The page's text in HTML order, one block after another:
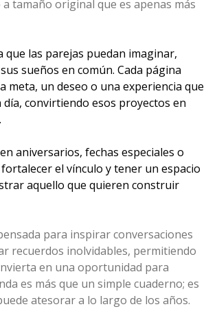
tamaño original que es apenas más
que las parejas puedan imaginar,
sueños en común. Cada página
meta, un deseo o una experiencia que
convirtiendo esos proyectos en
aniversarios, fechas especiales o
el vínculo y tener un espacio
aquello que quieren construir
para inspirar conversaciones
recuerdos inolvidables, permitiendo
en una oportunidad para
es más que un simple cuaderno; es
atesorar a lo largo de los años.